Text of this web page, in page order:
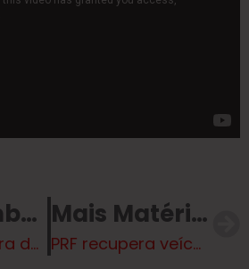
Veja Também
VÍDEO: Abertura da Semana Estadual do Ferroviário em Três Lagoas
Mais Matérias
PRF recupera veículo em Três Lagoas (MS)